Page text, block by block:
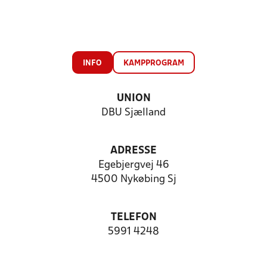
INFO KAMPPROGRAM
UNION
DBU Sjælland
ADRESSE
Egebjergvej 46
4500 Nykøbing Sj
TELEFON
5991 4248